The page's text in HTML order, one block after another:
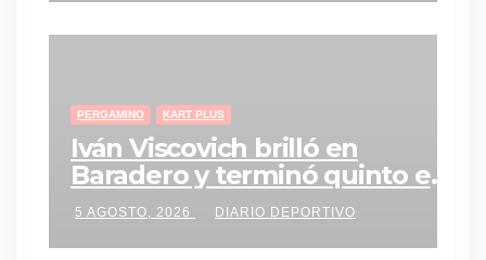
PERGAMINO KART PLUS
Iván Viscovich brilló en
Baradero y terminó quinto en
una final vibrante del ROTAX
5 AGOSTO, 2026 DIARIO DEPORTIVO